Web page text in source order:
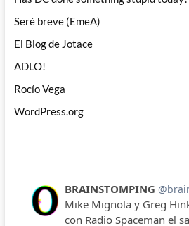
Seré breve (EmeA)
El Blog de Jotace
ADLO!
Rocío Vega
WordPress.org